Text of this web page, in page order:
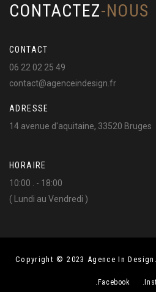
CONTACTEZ-NOUS
CONTACT
06 22 02 25 49
contact@agenceindesign.fr
ADRESSE
14 avenue d'aquitaine, 33520 Bruges
HORAIRE
10:00 . - 18:00
( Lundi au Vendredi )
Copyright © 2023 Agence In
.Facebook